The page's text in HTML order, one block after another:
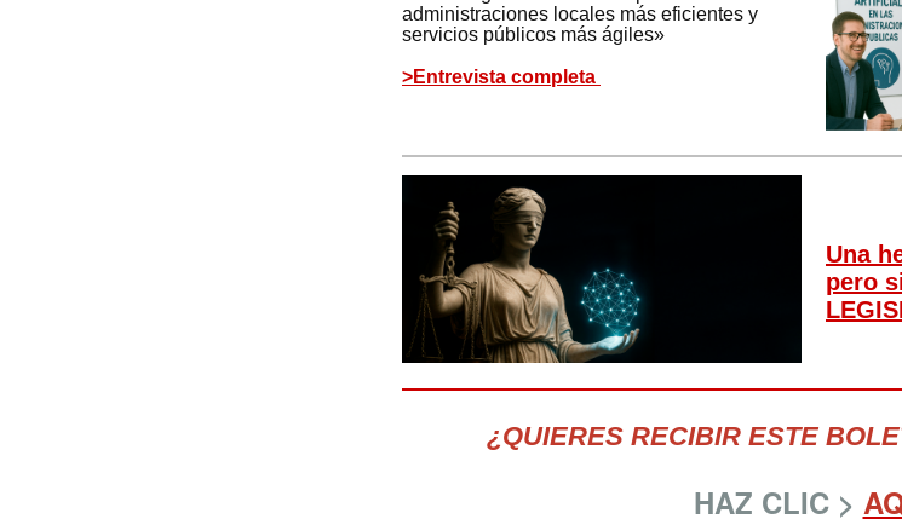
administraciones locales más eficientes y
servicios públicos más ágiles»
>Entrevista completa
Una
pero
¿QUIERES RECIBIR ESTE
HAZ CLIC >